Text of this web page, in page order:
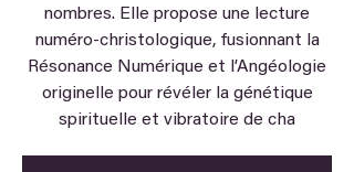
nombres. Elle propose une lecture
numéro-christologique, fusionnant la
Résonance Numérique et l’Angéologie
originelle pour révéler la génétique
spirituelle et vibratoire de cha